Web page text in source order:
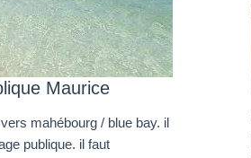
Maurice
mahébourg / blue bay. il
publique. il faut